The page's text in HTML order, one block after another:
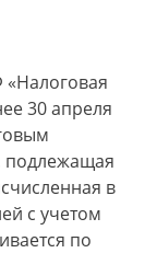
«Налоговая
30 апреля
подлежащая
в
с учетом
по